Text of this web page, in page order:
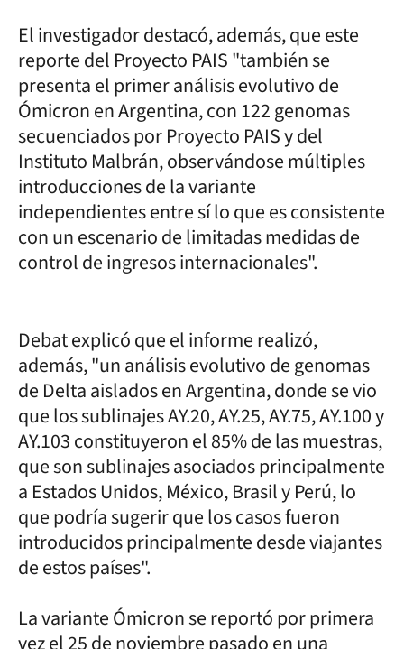
El investigador destacó, además, que este
reporte del Proyecto PAIS "también se
presenta el primer análisis evolutivo de
Ómicron en Argentina, con 122 genomas
secuenciados por Proyecto PAIS y del
Instituto Malbrán, observándose múltiples
introducciones de la variante
independientes entre sí lo que es consistente
con un escenario de limitadas medidas de
control de ingresos internacionales".
Debat explicó que el informe realizó,
además, "un análisis evolutivo de genomas
de Delta aislados en Argentina, donde se vio
que los sublinajes AY.20, AY.25, AY.75, AY.100 y
AY.103 constituyeron el 85% de las muestras,
que son sublinajes asociados principalmente
a Estados Unidos, México, Brasil y Perú, lo
que podría sugerir que los casos fueron
introducidos principalmente desde viajantes
de estos países".
La variante Ómicron se reportó por primera